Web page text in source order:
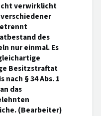
verwirklicht
des
nur einmal. Es
Besitzstraftat
nach § 34 Abs. 1
das
(Bearbeiter)